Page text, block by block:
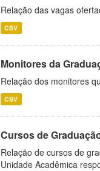
Relação das vagas
CSV
Monitores da
Relação dos monitores
CSV
Cursos de
Relação de cursos de
Unidade Acadêmica